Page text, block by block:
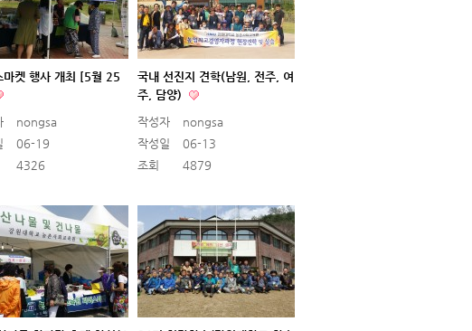
마켓 행사 개최 [5월 25
nongsa
06-19
4326
국내 선진지 견학(남원, 전주, 여
주, 담양)
작성자
nongsa
작성일
06-13
조회
4879